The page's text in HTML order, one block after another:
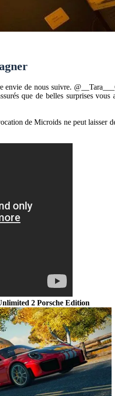
envie de nous suivre.
que de belles surprises
de Microids ne peut laisser
2 Porsche Edition